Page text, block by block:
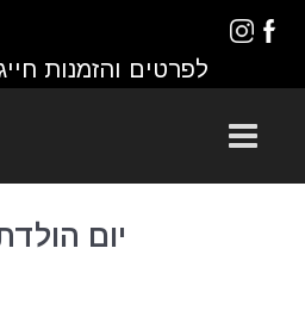
לפרטים והזמנות
יום הולדת